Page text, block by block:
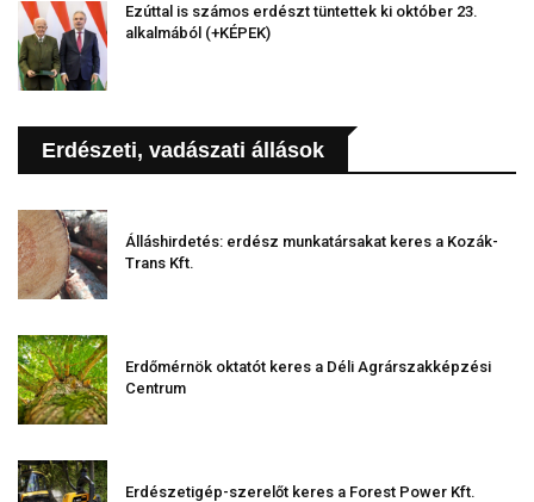
Ezúttal is számos erdészt tüntettek ki október 23.
alkalmából (+KÉPEK)
Erdészeti, vadászati állások
Álláshirdetés: erdész munkatársakat keres a Kozák-
Trans Kft.
Erdőmérnök oktatót keres a Déli Agrárszakképzési
Centrum
Erdészetigép-szerelőt keres a Forest Power Kft.